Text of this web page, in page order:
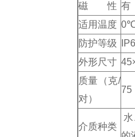
磁 性 有
适用温度
防护等级
外形尺寸 45
质量（克/
对）
75
介质种类